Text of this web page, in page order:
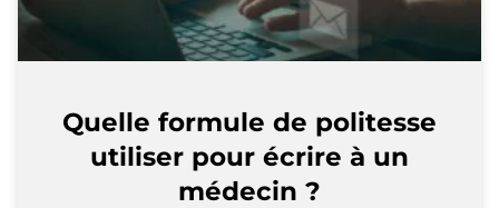
Quelle formule de politesse
utiliser pour écrire à un
médecin ?